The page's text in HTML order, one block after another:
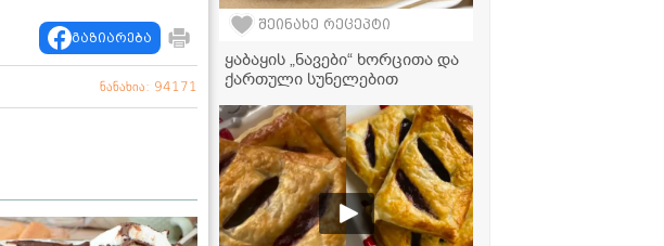
გაზიარება
ნანახია: 94171
შეინახე რეცეპტი
ყაბაყის „ნავები“ ხორცითა და
ქართული სუნელებით